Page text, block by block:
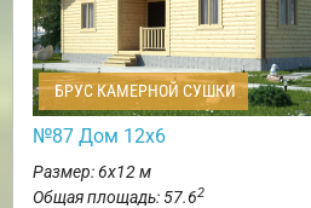
БРУС КАМЕРНОЙ СУШКИ
№87 Дом 12х6
Размер: 6х12 м
Общая площадь: 57.62